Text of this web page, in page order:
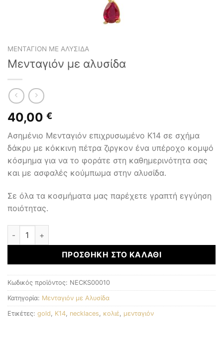
ΜΕΝΤΑΓΙΌΝ ΜΕ ΑΛΥΣΊΔΑ
Μενταγιόν με αλυσίδα
40,00 €
Ασημένιο Μενταγιόν επιχρυσωμένο Κ14 σε σχήμα
δάκρυ με κόκκινη πέτρα ζιργκον ένα υπέροχο κομψό
κόσμημα για να το φοράτε στη καθημερινότητα σας
και με ασφαλές κούμπωμα στην αλυσίδα.
Σε όλα τα κοσμήματα μας παρέχετε γραπτή εγγύηση
ποιότητας.
Μενταγιόν με αλυσίδα ποσότητα
ΠΡΟΣΘΉΚΗ ΣΤΟ ΚΑΛΆΘΙ
Κωδικός προϊόντος: NECKS00010
Κατηγορία: Μενταγιόν με Αλυσίδα
Ετικέτες: gold K14 necklaces κολιέ μενταγιόν